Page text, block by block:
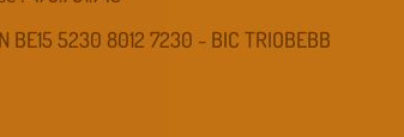
5230 8012 7230 - BIC TRIOBEBB